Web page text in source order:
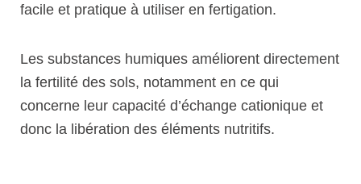
facile et pratique à utiliser en fertigation.
Les substances humiques améliorent directement
la fertilité des sols, notamment en ce qui
concerne leur capacité d’échange cationique et
donc la libération des éléments nutritifs.